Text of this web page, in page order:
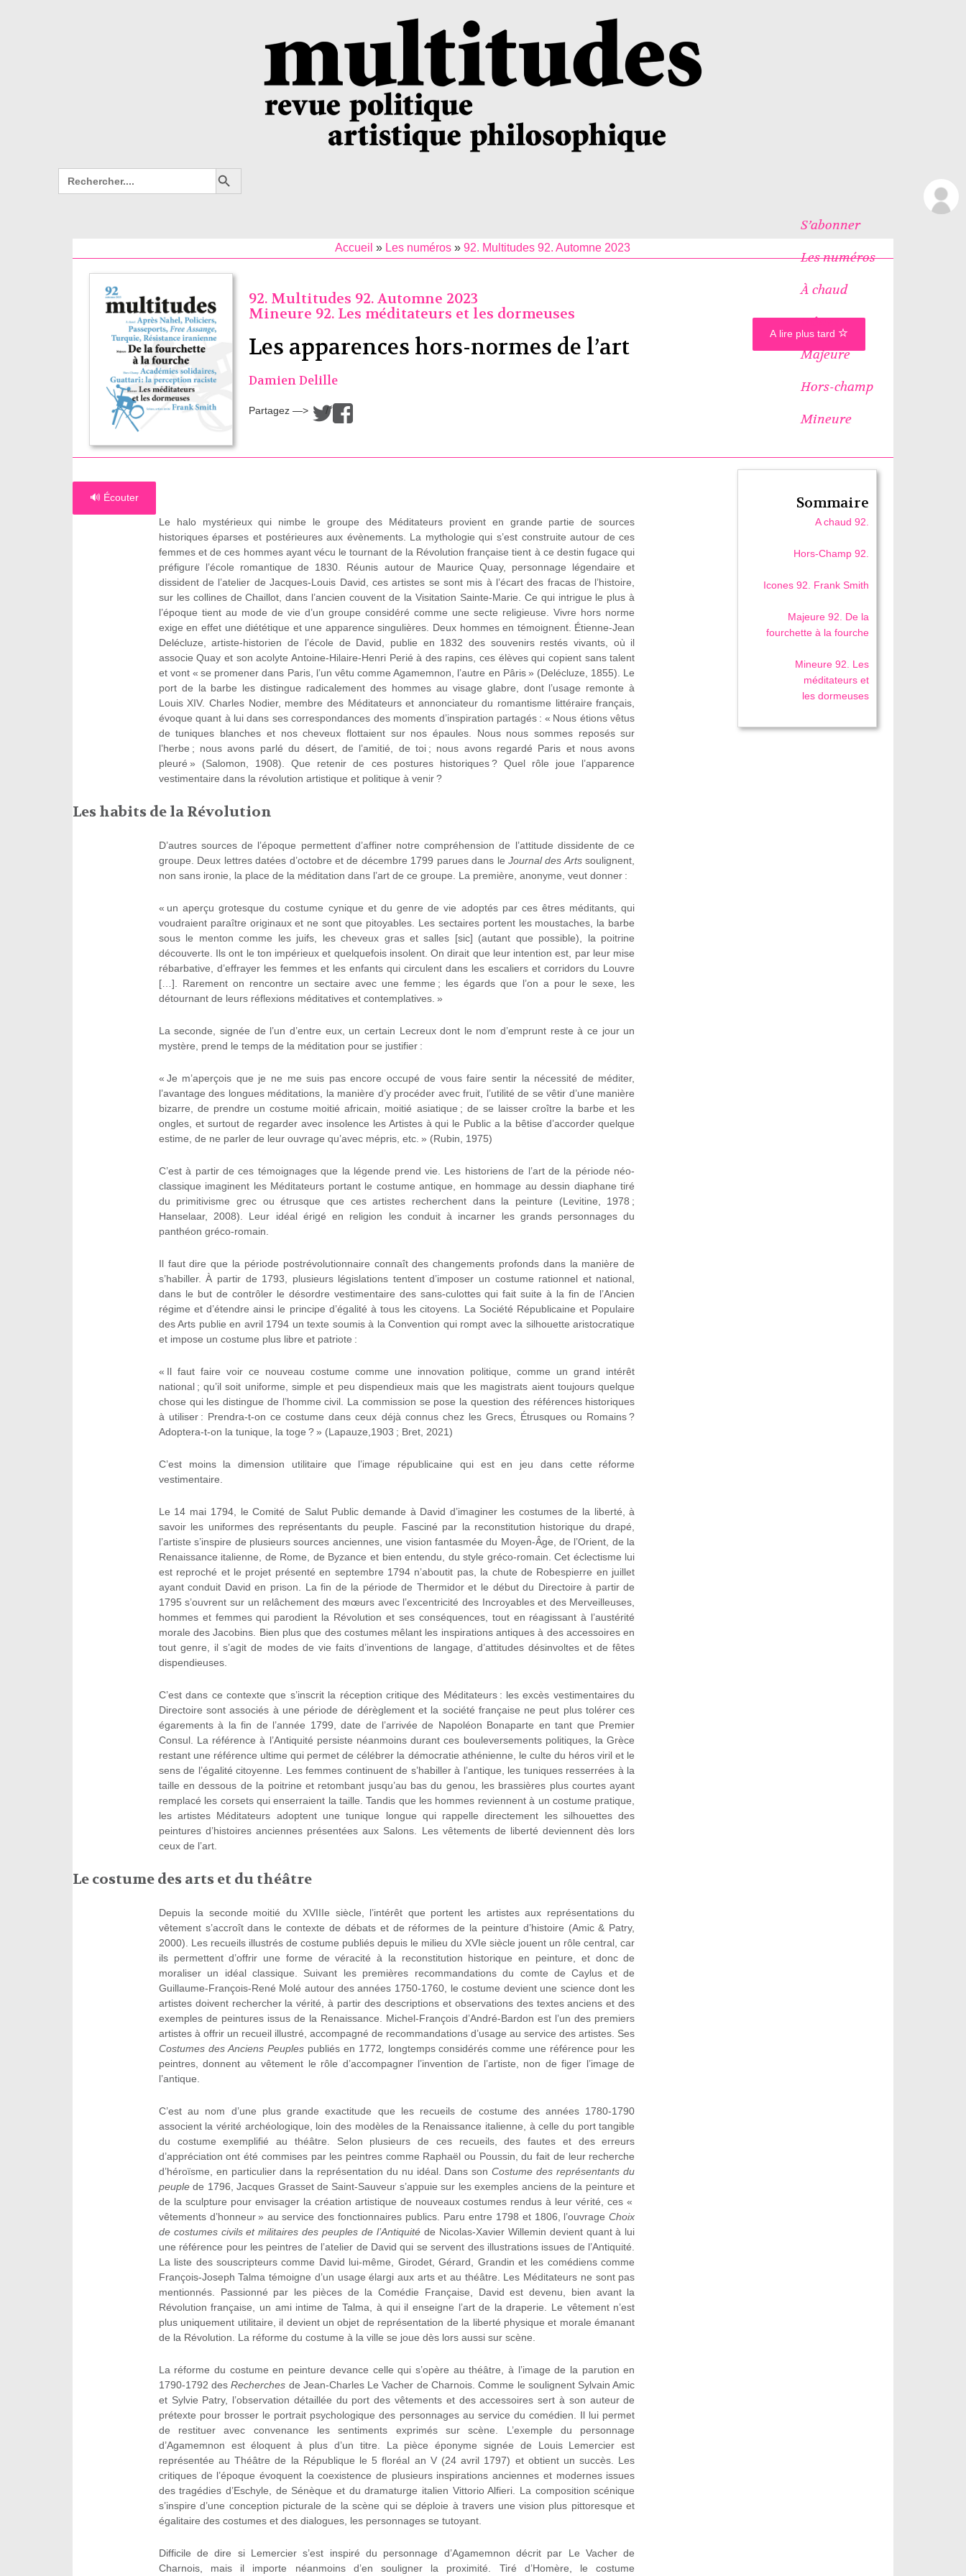
Search
for:
Search Button
S’abonner
Les numéros
À chaud
Icônes
Majeure
Hors-champ
Mineure
Accueil » Les numéros »92. Multitudes 92. Automne 2023
92. Multitudes 92. Automne 2023
Mineure 92. Les méditateurs et les dormeuses
Les apparences hors-normes de l’art
Damien Delille
Partagez —> /
🔊 Écouter
Le halo mystérieux qui nimbe le groupe des Méditateurs provient en grande partie de sources
historiques éparses et postérieures aux évènements. La mythologie qui s’est construite autour de ces
femmes et de ces hommes ayant vécu le tournant de la Révolution française tient à ce destin fugace qui
préfigure l’école romantique de 1830. Réunis autour de Maurice Quay, personnage légendaire et
dissident de l’atelier de Jacques-Louis David, ces artistes se sont mis à l’écart des fracas de l’histoire,
sur les collines de Chaillot, dans l’ancien couvent de la Visitation Sainte-Marie. Ce qui intrigue le plus à
l’époque tient au mode de vie d’un groupe considéré comme une secte religieuse. Vivre hors norme
exige en effet une diététique et une apparence singulières. Deux hommes en témoignent. Étienne-Jean
Delécluze, artiste-historien de l’école de David, publie en 1832 des souvenirs restés vivants, où il
associe Quay et son acolyte Antoine-Hilaire-Henri Perié à des rapins, ces élèves qui copient sans talent
et vont « se promener dans Paris, l’un vêtu comme Agamemnon, l’autre en Pâris » (Delécluze, 1855). Le
port de la barbe les distingue radicalement des hommes au visage glabre, dont l’usage remonte à
Louis XIV. Charles Nodier, membre des Méditateurs et annonciateur du romantisme littéraire français,
évoque quant à lui dans ses correspondances des moments d’inspiration partagés : « Nous étions vêtus
de tuniques blanches et nos cheveux flottaient sur nos épaules. Nous nous sommes reposés sur
l’herbe ; nous avons parlé du désert, de l’amitié, de toi ; nous avons regardé Paris et nous avons
pleuré » (Salomon, 1908). Que retenir de ces postures historiques ? Quel rôle joue l’apparence
vestimentaire dans la révolution artistique et politique à venir ?
Les habits de la Révolution
D’autres sources de l’époque permettent d’affiner notre compréhension de l’attitude dissidente de ce
groupe. Deux lettres datées d’octobre et de décembre 1799 parues dans le Journal des Artssoulignent,
non sans ironie, la place de la méditation dans l’art de ce groupe. La première, anonyme, veut donner :
« un aperçu grotesque du costume cynique et du genre de vie adoptés par ces êtres méditants, qui
voudraient paraître originaux et ne sont que pitoyables. Les sectaires portent les moustaches, la barbe
sous le menton comme les juifs, les cheveux gras et salles [sic] (autant que possible), la poitrine
découverte. Ils ont le ton impérieux et quelquefois insolent. On dirait que leur intention est, par leur mise
rébarbative, d’effrayer les femmes et les enfants qui circulent dans les escaliers et corridors du Louvre
[…]. Rarement on rencontre un sectaire avec une femme ; les égards que l’on a pour le sexe, les
détournant de leurs réflexions méditatives et contemplatives. »
La seconde, signée de l’un d’entre eux, un certain Lecreux dont le nom d’emprunt reste à ce jour un
mystère, prend le temps de la méditation pour se justifier :
« Je m’aperçois que je ne me suis pas encore occupé de vous faire sentir la nécessité de méditer,
l’avantage des longues méditations, la manière d’y procéder avec fruit, l’utilité de se vêtir d’une manière
bizarre, de prendre un costume moitié africain, moitié asiatique ; de se laisser croître la barbe et les
ongles, et surtout de regarder avec insolence les Artistes à qui le Public a la bêtise d’accorder quelque
estime, de ne parler de leur ouvrage qu’avec mépris, etc. » (Rubin, 1975)
C’est à partir de ces témoignages que la légende prend vie. Les historiens de l’art de la période néo-
classique imaginent les Méditateurs portant le costume antique, en hommage au dessin diaphane tiré
du primitivisme grec ou étrusque que ces artistes recherchent dans la peinture (Levitine, 1978 ;
Hanselaar, 2008). Leur idéal érigé en religion les conduit à incarner les grands personnages du
panthéon gréco-romain.
Il faut dire que la période postrévolutionnaire connaît des changements profonds dans la manière de
s’habiller. À partir de 1793, plusieurs législations tentent d’imposer un costume rationnel et national,
dans le but de contrôler le désordre vestimentaire des sans-culottes qui fait suite à la fin de l’Ancien
régime et d’étendre ainsi le principe d’égalité à tous les citoyens. La Société Républicaine et Populaire
des Arts publie en avril 1794 un texte soumis à la Convention qui rompt avec la silhouette aristocratique
et impose un costume plus libre et patriote :
« Il faut faire voir ce nouveau costume comme une innovation politique, comme un grand intérêt
national ; qu’il soit uniforme, simple et peu dispendieux mais que les magistrats aient toujours quelque
chose qui les distingue de l’homme civil. La commission se pose la question des références historiques
à utiliser : Prendra-t-on ce costume dans ceux déjà connus chez les Grecs, Étrusques ou Romains ?
Adoptera-t-on la tunique, la toge ? » (Lapauze,1903 ; Bret, 2021)
C’est moins la dimension utilitaire que l’image républicaine qui est en jeu dans cette réforme
vestimentaire.
Le 14 mai 1794, le Comité de Salut Public demande à David d’imaginer les costumes de la liberté, à
savoir les uniformes des représentants du peuple. Fasciné par la reconstitution historique du drapé,
l’artiste s’inspire de plusieurs sources anciennes, une vision fantasmée du Moyen-Âge, de l’Orient, de la
Renaissance italienne, de Rome, de Byzance et bien entendu, du style gréco-romain. Cet éclectisme lui
est reproché et le projet présenté en septembre 1794 n’aboutit pas, la chute de Robespierre en juillet
ayant conduit David en prison. La fin de la période de Thermidor et le début du Directoire à partir de
1795 s’ouvrent sur un relâchement des mœurs avec l’excentricité des Incroyables et des Merveilleuses,
hommes et femmes qui parodient la Révolution et ses conséquences, tout en réagissant à l’austérité
morale des Jacobins. Bien plus que des costumes mêlant les inspirations antiques à des accessoires en
tout genre, il s’agit de modes de vie faits d’inventions de langage, d’attitudes désinvoltes et de fêtes
dispendieuses.
C’est dans ce contexte que s’inscrit la réception critique des Méditateurs : les excès vestimentaires du
Directoire sont associés à une période de dérèglement et la société française ne peut plus tolérer ces
égarements à la fin de l’année 1799, date de l’arrivée de Napoléon Bonaparte en tant que Premier
Consul. La référence à l’Antiquité persiste néanmoins durant ces bouleversements politiques, la Grèce
restant une référence ultime qui permet de célébrer la démocratie athénienne, le culte du héros viril et le
sens de l’égalité citoyenne. Les femmes continuent de s’habiller à l’antique, les tuniques resserrées à la
taille en dessous de la poitrine et retombant jusqu’au bas du genou, les brassières plus courtes ayant
remplacé les corsets qui enserraient la taille. Tandis que les hommes reviennent à un costume pratique,
les artistes Méditateurs adoptent une tunique longue qui rappelle directement les silhouettes des
peintures d’histoires anciennes présentées aux Salons. Les vêtements de liberté deviennent dès lors
ceux de l’art.
Le costume des arts et du théâtre
Depuis la seconde moitié du XVIIIe siècle, l’intérêt que portent les artistes aux représentations du
vêtement s’accroît dans le contexte de débats et de réformes de la peinture d’histoire (Amic & Patry,
2000). Les recueils illustrés de costume publiés depuis le milieu du XVIe siècle jouent un rôle central, car
ils permettent d’offrir une forme de véracité à la reconstitution historique en peinture, et donc de
moraliser un idéal classique. Suivant les premières recommandations du comte de Caylus et de
Guillaume-François-René Molé autour des années 1750-1760, le costume devient une science dont les
artistes doivent rechercher la vérité, à partir des descriptions et observations des textes anciens et des
exemples de peintures issus de la Renaissance. Michel-François d’André-Bardon est l’un des premiers
artistes à offrir un recueil illustré, accompagné de recommandations d’usage au service des artistes. Ses
Costumes des Anciens Peuples publiés en 1772
longtemps considérés comme une référence pour les
peintres, donnent au vêtement le rôle d’accompagner l’invention de l’artiste, non de figer l’image de
l’antique.
C’est au nom d’une plus grande exactitude que les recueils de costume des années 1780-1790
associent la vérité archéologique, loin des modèles de la Renaissance italienne, à celle du port tangible
du costume exemplifié au théâtre. Selon plusieurs de ces recueils, des fautes et des erreurs
d’appréciation ont été commises par les peintres comme Raphaël ou Poussin, du fait de leur recherche
d’héroïsme, en particulier dans la représentation du nu idéal. Dans sonCostume des représentants du
peuplede 1796, Jacques Grasset de Saint-Sauveur s’appuie sur les exemples anciens de la peinture et
de la sculpture pour envisager la création artistique de nouveaux costumes rendus à leur vérité, ces «
vêtements d’honneur » au service des fonctionnaires publics. Paru entre 1798 et 1806, l’ouvrageChoix
de costumes civils et militaires des peuples de l’Antiquité de Nicolas-Xavier Willemin devient quant à lui
une référence pour les peintres de l’atelier de David qui se servent des illustrations issues de l’Antiquité.
La liste des souscripteurs comme David lui-même, Girodet, Gérard, Grandin et les comédiens comme
François-Joseph Talma témoigne d’un usage élargi aux arts et au théâtre. Les Méditateurs ne sont pas
mentionnés. Passionné par les pièces de la Comédie Française, David est devenu, bien avant la
Révolution française, un ami intime de Talma, à qui il enseigne l’art de la draperie. Le vêtement n’est
plus uniquement utilitaire, il devient un objet de représentation de la liberté physique et morale émanant
de la Révolution. La réforme du costume à la ville se joue dès lors aussi sur scène.
La réforme du costume en peinture devance celle qui s’opère au théâtre, à l’image de la parution en
1790-1792 desRecherches de Jean-Charles Le Vacher de Charnois. Comme le soulignent Sylvain Amic
et Sylvie Patry, l’observation détaillée du port des vêtements et des accessoires sert à son auteur de
prétexte pour brosser le portrait psychologique des personnages au service du comédien. Il lui permet
de restituer avec convenance les sentiments exprimés sur scène. L’exemple du personnage
d’Agamemnon est éloquent à plus d’un titre. La pièce éponyme signée de Louis Lemercier est
représentée au Théâtre de la République le 5 floréal an V (24 avril 1797) et obtient un succès. Les
critiques de l’époque évoquent la coexistence de plusieurs inspirations anciennes et modernes issues
des tragédies d’Eschyle, de Sénèque et du dramaturge italien Vittorio Alfieri. La composition scénique
s’inspire d’une conception picturale de la scène qui se déploie à travers une vision plus pittoresque et
égalitaire des costumes et des dialogues, les personnages se tutoyant.
Difficile de dire si Lemercier s’est inspiré du personnage d’Agamemnon décrit par Le Vacher de
Charnois, mais il importe néanmoins d’en souligner la proximité. Tiré d’Homère, le costume
A lire plus tard
Sommaire
A chaud 92.
Hors-Champ 92.
Icones 92. Frank Smith
Majeure 92. De la
fourchette à la fourche
Mineure 92. Les
méditateurs et
les dormeuses